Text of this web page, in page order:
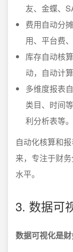
友、金蝶、
费用自动分
用、平台费
库存自动核
动，自动计
多维度报表
类目、时间
利分析表等。
自动化核算和
来，专注于财
水平。
3. 数据可
数据可视化是